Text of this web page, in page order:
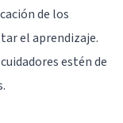
de los
el aprendizaje.
estén de